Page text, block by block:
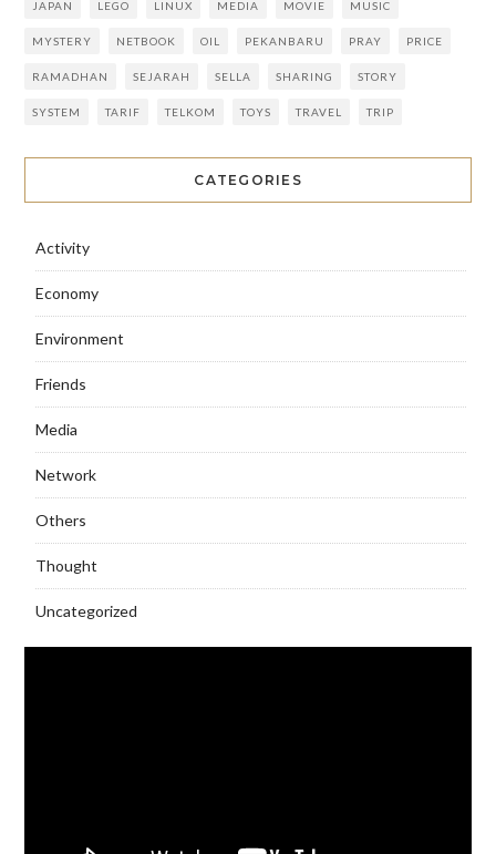
JAPAN LEGO LINUX MEDIA MOVIE MUSIC
MYSTERY NETBOOK OIL PEKANBARU PRAY PRICE
RAMADHAN SEJARAH SELLA SHARING STORY
SYSTEM TARIF TELKOM TOYS TRAVEL TRIP
CATEGORIES
Activity
Economy
Environment
Friends
Media
Network
Others
Thought
Uncategorized